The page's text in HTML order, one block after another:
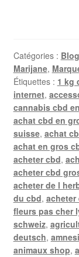
Catégories : Blog
Marijane,
Étiquettes : 1 kg
internet,
cannabis cbd
achat cbd en
suisse, achat
achat en gros
acheter cbd,
acheter cbd
acheter de l
du cbd, acheter
fleurs pas cher
schweiz,
deutsch,
animaux shop,